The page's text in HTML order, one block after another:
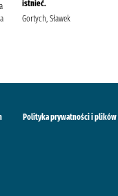
istnieć.
Gortych, Sławek
Polityka prywatności i